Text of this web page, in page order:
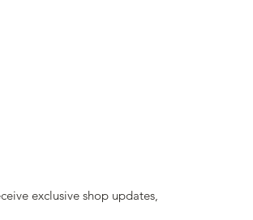
exclusive shop updates,